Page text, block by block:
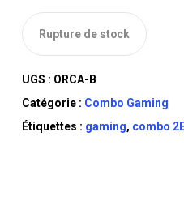
Rupture de stock
UGS : ORCA-B
Catégorie : Combo Gaming
Étiquettes : gaming, combo